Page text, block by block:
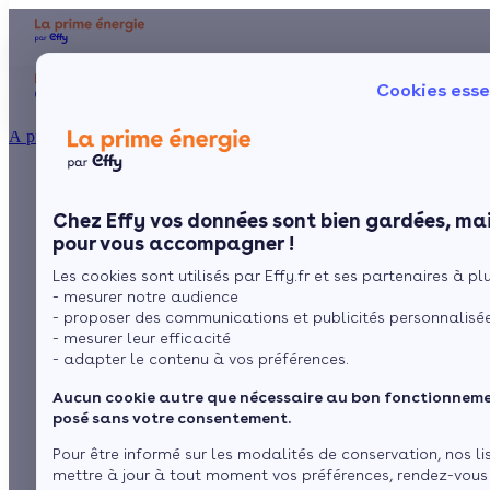
Cookies
Chez Effy vos données sont bien gardées,
pour vous accompagner !
Les cookies sont utilisés par Effy.fr et ses partenaires à
- mesurer notre audience
- proposer des communications et publicités
- mesurer leur efficacité
- adapter le contenu à vos préférences.
Aucun cookie autre que nécessaire au bon
posé sans votre consentement.
Pour être informé sur les modalités de conservation, nos
mettre à jour à tout moment vos préférences, rendez-
À propos
Le concept
Comment l'obtenir ?
Chauffage
Poêle à
Les kits pour
panneaux solaires :
matériel complet prêt
à l’installation
parL’équipe de rédaction